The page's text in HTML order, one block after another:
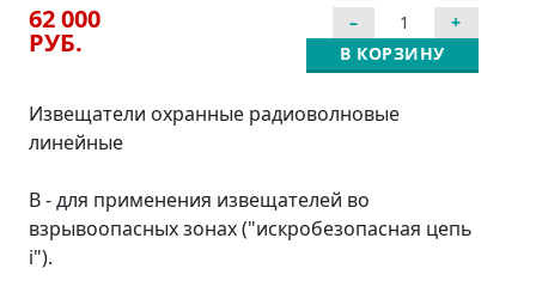
62 000
РУБ. В КОРЗИНУ
Извещатели охранные радиоволновые
линейные
В - для применения извещателей во
взрывоопасных зонах ("искробезопасная цепь
i").